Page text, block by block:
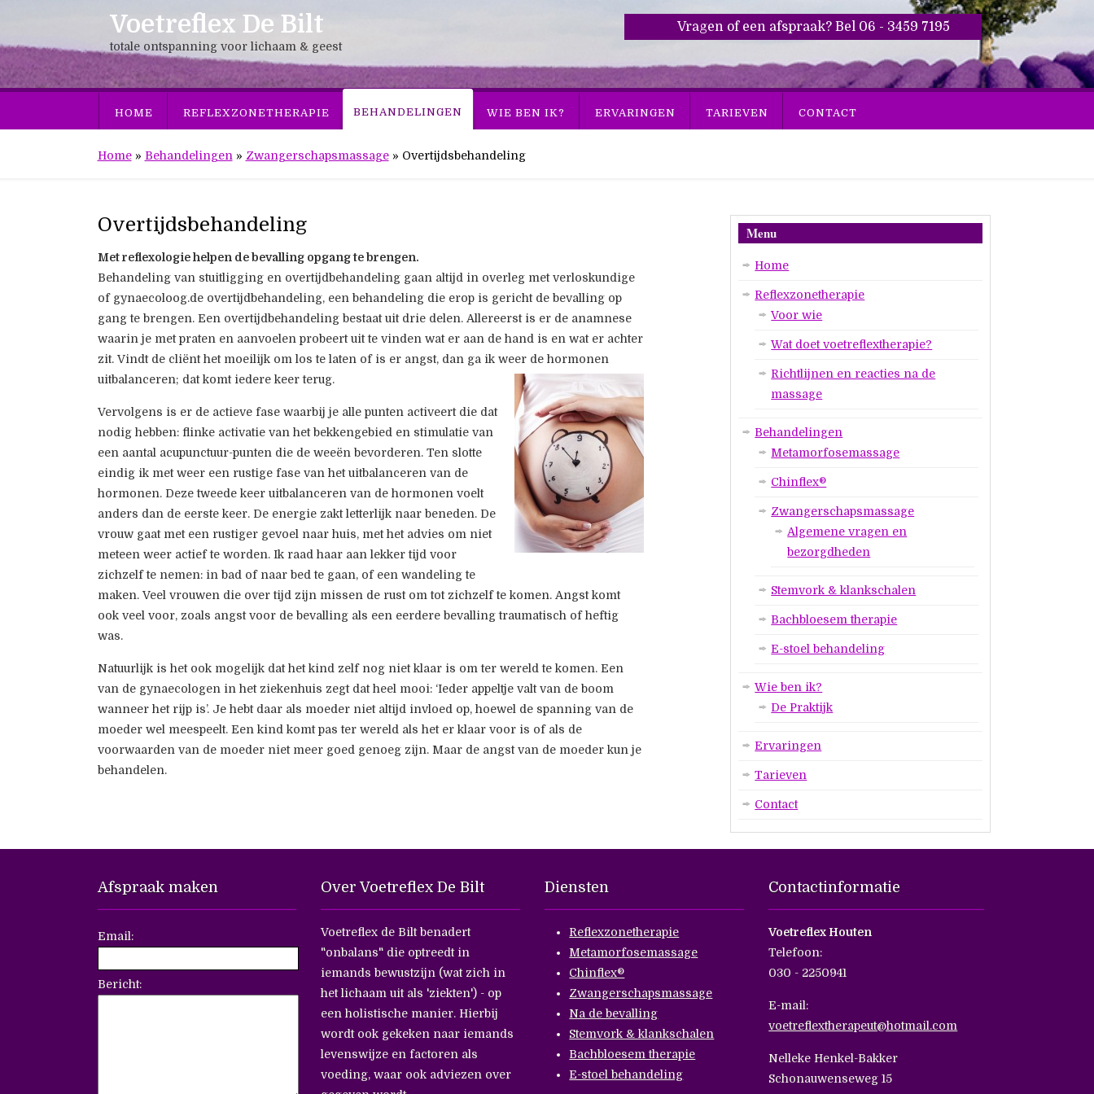
Voetreflex De Bilt
totale ontspanning voor lichaam & geest
Vragen of een afspraak? Bel 06 - 3459 7195
HOME REFLEXZONETHERAPIE BEHANDELINGEN WIE BEN IK? ERVARINGEN TARIEVEN CONTACT
Home» Behandelingen » Zwangerschapsmassage» Overtijdsbehandeling
Overtijdsbehandeling
Met reflexologie helpen de bevalling opgang te brengen.
Behandeling van stuitligging en overtijdbehandeling gaan altijd in overleg met verloskundige
of gynaecoloog.de overtijdbehandeling, een behandeling die erop is gericht de bevalling op
gang te brengen. Een overtijdbehandeling bestaat uit drie delen. Allereerst is er de anamnese
waarin je met praten en aanvoelen probeert uit te vinden wat er aan de hand is en wat er achter
zit. Vindt de cliënt het moeilijk om los te laten of is er angst, dan ga ik weer de hormonen
uitbalanceren; dat komt iedere keer terug.
Vervolgens is er de actieve fase waarbij je alle punten activeert die dat
nodig hebben: flinke activatie van het bekkengebied en stimulatie van
een aantal acupunctuur-punten die de weeën bevorderen. Ten slotte
eindig ik met weer een rustige fase van het uitbalanceren van de
hormonen. Deze tweede keer uitbalanceren van de hormonen voelt
anders dan de eerste keer. De energie zakt letterlijk naar beneden. De
vrouw gaat met een rustiger gevoel naar huis, met het advies om niet
meteen weer actief te worden. Ik raad haar aan lekker tijd voor
zichzelf te nemen: in bad of naar bed te gaan, of een wandeling te
maken. Veel vrouwen die over tijd zijn missen de rust om tot zichzelf te komen. Angst komt
ook veel voor, zoals angst voor de bevalling als een eerdere bevalling traumatisch of heftig
was.
Natuurlijk is het ook mogelijk dat het kind zelf nog niet klaar is om ter wereld te komen. Een
van de gynaecologen in het ziekenhuis zegt dat heel mooi: ‘Ieder appeltje valt van de boom
wanneer het rijp is’. Je hebt daar als moeder niet altijd invloed op, hoewel de spanning van de
moeder wel meespeelt. Een kind komt pas ter wereld als het er klaar voor is of als de
voorwaarden van de moeder niet meer goed genoeg zijn. Maar de angst van de moeder kun je
behandelen.
Menu
Home
Reflexzonetherapie
Voor wie
Wat doet voetreflextherapie?
Richtlijnen en reacties na de
massage
Behandelingen
Metamorfosemassage
Chinflex®
Zwangerschapsmassage
Algemene vragen en
bezorgdheden
Stemvork & klankschalen
Bachbloesem therapie
E-stoel behandeling
Wie ben ik?
De Praktijk
Ervaringen
Tarieven
Contact
Afspraak maken
Email:
Bericht:
Over Voetreflex De Bilt
Voetreflex de Bilt benadert
"onbalans" die optreedt in
iemands bewustzijn (wat zich in
het lichaam uit als 'ziekten') - op
een holistische manier. Hierbij
wordt ook gekeken naar iemands
levenswijze en factoren als
voeding, waar ook adviezen over
Diensten
Reflexzonetherapie
Metamorfosemassage
Chinflex®
Zwangerschapsmassage
Na de bevalling
Stemvork & klankschalen
Bachbloesem therapie
E-stoel behandeling
Contactinformatie
Voetreflex Houten
Telefoon:
030 - 2250941
E-mail:
voetreflextherapeut@hotmail.com
Nelleke Henkel-Bakker
Schonauwenseweg 15